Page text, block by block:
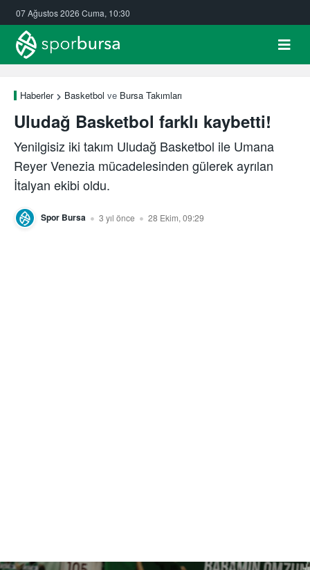
07 Ağustos 2026 Cuma, 10:30
Haberler Basketbol ve Bursa Takımları
Uludağ Basketbol farklı kaybetti!
Yenilgisiz iki takım Uludağ Basketbol ile Umana
Reyer Venezia mücadelesinden gülerek ayrılan
İtalyan ekibi oldu.
Spor Bursa 3 yıl önce 28 Ekim, 09:29